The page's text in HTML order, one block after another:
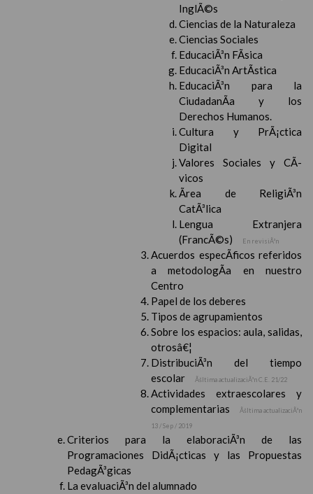
InglÃ©s
Ciencias de la Naturaleza
Ciencias Sociales
EducaciÃ³n FÃ­sica
EducaciÃ³n ArtÃ­stica
EducaciÃ³n para la
CiudadanÃ­a y los
Derechos Humanos.
Cultura y PrÃ¡ctica
Digital
Valores Sociales y CÃ­
vicos
Ãrea de ReligiÃ³n
CatÃ³lica
Lengua Extranjera
(FrancÃ©s)
En revisiÃ³n
Acuerdos especÃ­ficos referidos
a metodologÃ­a en nuestro
Centro
Papel de los deberes
Tipos de agrupamientos
Sobre los espacios: aula, salidas,
otrosâ€¦
DistribuciÃ³n del tiempo
escolar
Ãšltima actualizaciÃ³n C.E. 21/22
Actividades extraescolares y
complementarias
Ãšltima actualizaciÃ³n
13 / Sep / 2019
Criterios para la elaboraciÃ³n de las
Programaciones DidÃ¡cticas y las Propuestas
PedagÃ³gicas
La evaluaciÃ³n del alumnado